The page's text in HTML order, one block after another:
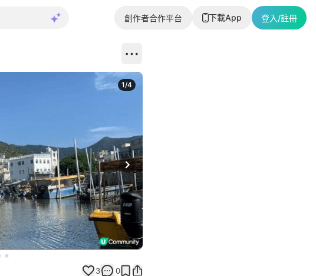
創作者合作平台 下載App 登入/註冊
Next slide
1/4
3 0